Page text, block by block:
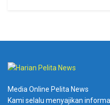
Media Online Pelita News
Kami selalu menyajikan